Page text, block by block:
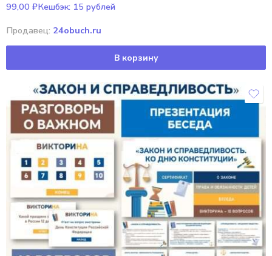
99,00 ₽Кешбэк: 15 рублей
Продавец: 24obuch.ru
В корзину